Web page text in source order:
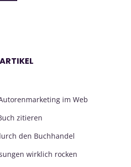
im Web
zitieren
den Buchhandel
wirklich rocken